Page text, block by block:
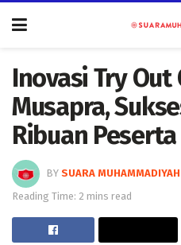
Inovasi Try Out
Musapra,
Ribuan Peserta
BY SUARA MUHAMMADIYAH
Reading Time: 2 mins read